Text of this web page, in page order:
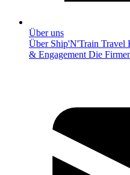
Über uns
Über Ship'N'Train Travel
& Engagement Die